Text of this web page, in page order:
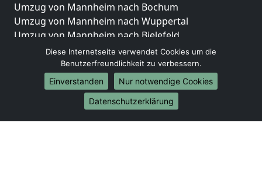
Umzug von Mannheim nach Bochum
Umzug von Mannheim nach Wuppertal
Umzug von Mannheim nach Bielefeld
Umzug von Mannheim nach Bonn
Umzug von Mannheim nach Münster
Internationale-Umzüge
Umzug von Mannheim nach Brasilien
Umzug von Mannheim nach Brunei Darussalam
Diese Internetseite verwendet Cookies um die
Benutzerfreundlichkeit zu verbessern.
Einverstanden
Nur notwendige Cookies
Datenschutzerklärung